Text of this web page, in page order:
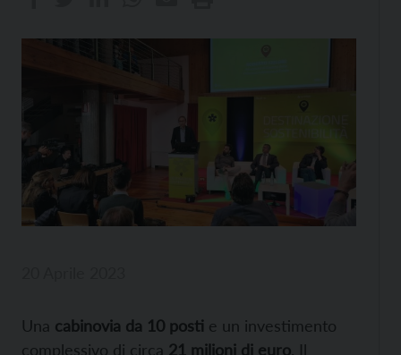
Una cabinovia da 10 posti e un investimento
complessivo di circa 21 milioni di euro. Il